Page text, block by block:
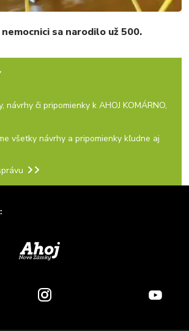
sa narodilo už 500.
návrhy či pripomienky k AHOJ KOMÁRNO,
všetky návrhy a pripomienky kľudne aj